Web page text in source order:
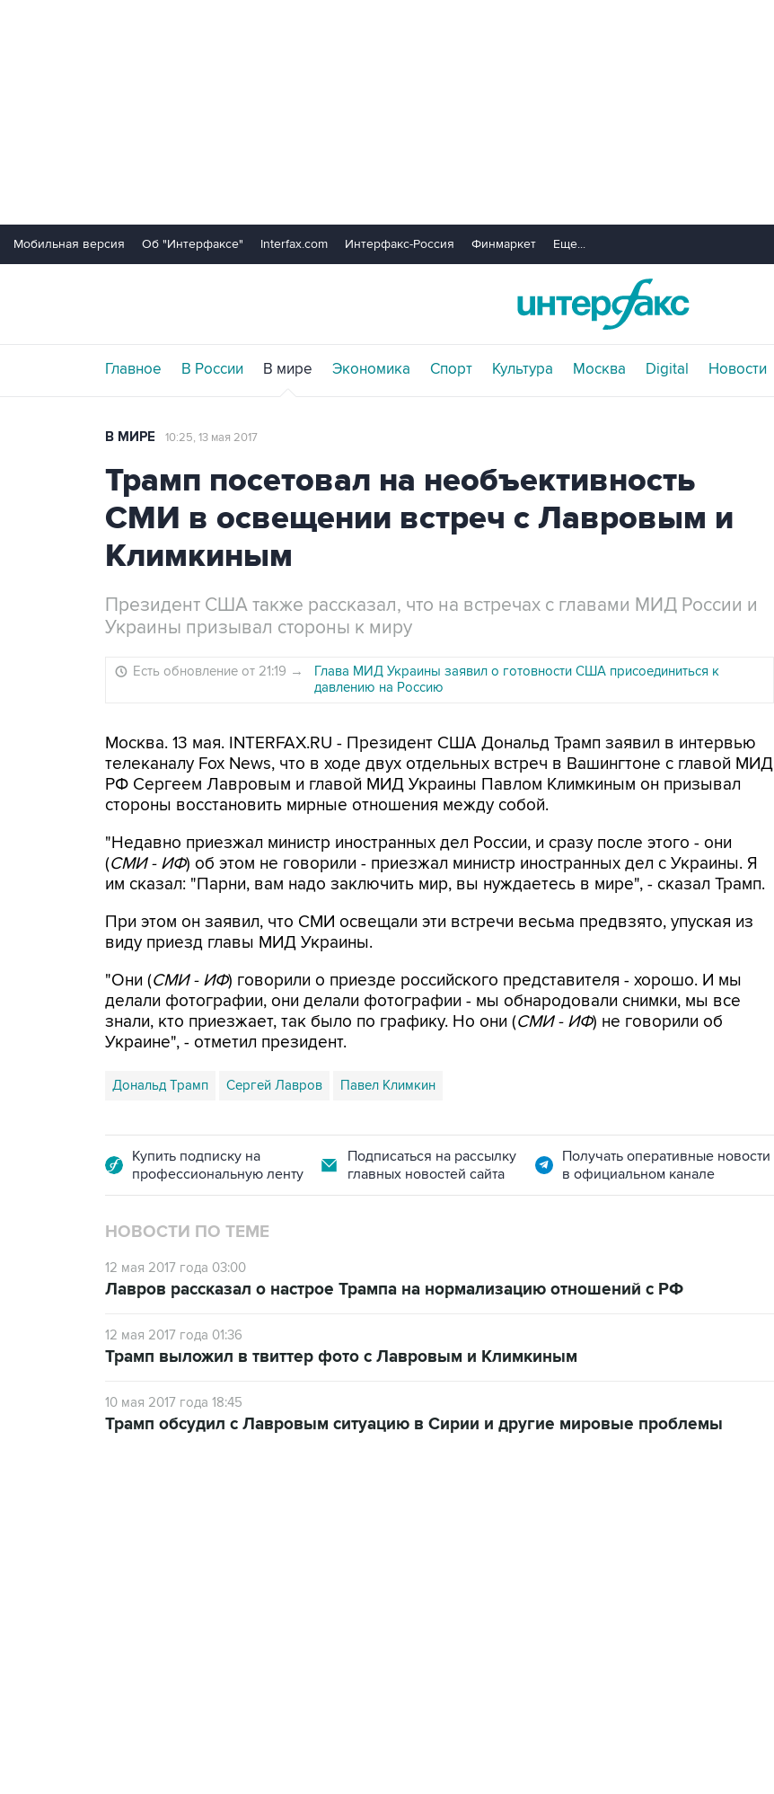
Мобильная версия Об "Интерфаксе" Interfax.com Интерфакс-Россия Финмаркет Еще...
Главное В России В мире Экономика Спорт Культура Москва Digital Новости
В МИРЕ 10:25, 13 мая 2017
Трамп посетовал на необъективность
СМИ в освещении встреч с Лавровым и
Климкиным
Президент США также рассказал, что на встречах с главами МИД России и
Украины призывал стороны к миру
Есть обновление от 21:19 →
Глава МИД Украины заявил о готовности США присоединиться к
давлению на Россию
Москва. 13 мая. INTERFAX.RU - Президент США Дональд Трамп заявил в интервью
телеканалу Fox News, что в ходе двух отдельных встреч в Вашингтоне с главой МИД
РФ Сергеем Лавровым и главой МИД Украины Павлом Климкиным он призывал
стороны восстановить мирные отношения между собой.
"Недавно приезжал министр иностранных дел России, и сразу после этого - они
(СМИ - ИФ) об этом не говорили - приезжал министр иностранных дел с Украины. Я
им сказал: "Парни, вам надо заключить мир, вы нуждаетесь в мире", - сказал Трамп.
При этом он заявил, что СМИ освещали эти встречи весьма предвзято, упуская из
виду приезд главы МИД Украины.
"Они (СМИ - ИФ) говорили о приезде российского представителя - хорошо. И мы
делали фотографии, они делали фотографии - мы обнародовали снимки, мы все
знали, кто приезжает, так было по графику. Но они (СМИ - ИФ) не говорили об
Украине", - отметил президент.
Дональд Трамп Сергей Лавров Павел Климкин
Купить подписку на
профессиональную ленту
Подписаться на рассылку
главных новостей сайта
Получать оперативные новости
в официальном канале
НОВОСТИ ПО ТЕМЕ
12 мая 2017 года 03:00
Лавров рассказал о настрое Трампа на нормализацию отношений с РФ
12 мая 2017 года 01:36
Трамп выложил в твиттер фото с Лавровым и Климкиным
10 мая 2017 года 18:45
Трамп обсудил с Лавровым ситуацию в Сирии и другие мировые проблемы